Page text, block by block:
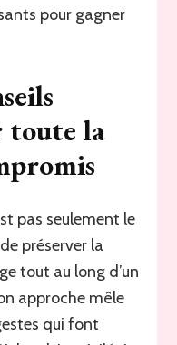
pour gagner
toute la
pas seulement le
préserver la
tout au long d’un
approche mêle
qui font